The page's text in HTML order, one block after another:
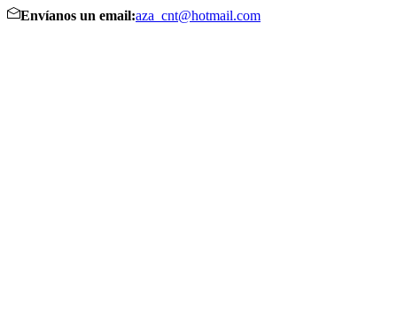
Envíanos un email:aza_cnt@hotmail.com